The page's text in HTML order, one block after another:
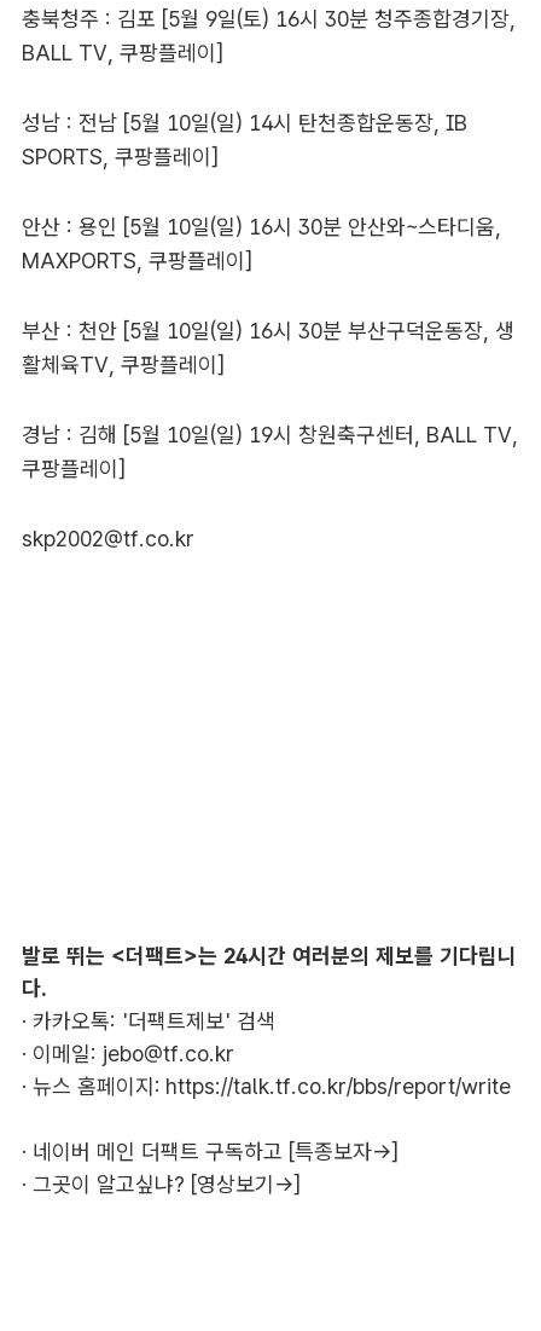
충북청주 : 김포 [5월 9일(토) 16시 30분 청주종합경기장,
BALL TV, 쿠팡플레이]
성남 : 전남 [5월 10일(일) 14시 탄천종합운동장, IB
SPORTS, 쿠팡플레이]
안산 : 용인 [5월 10일(일) 16시 30분 안산와~스타디움,
MAXPORTS, 쿠팡플레이]
부산 : 천안 [5월 10일(일) 16시 30분 부산구덕운동장, 생
활체육TV, 쿠팡플레이]
경남 : 김해 [5월 10일(일) 19시 창원축구센터, BALL TV,
쿠팡플레이]
skp2002@tf.co.kr
발로 뛰는 <더팩트>는 24시간 여러분의 제보를 기다립니
다.
· 카카오톡: '더팩트제보' 검색
· 이메일: jebo@tf.co.kr
· 뉴스 홈페이지: https://talk.tf.co.kr/bbs/report/write
· 네이버 메인 더팩트 구독하고 [특종보자→]
· 그곳이 알고싶냐? [영상보기→]